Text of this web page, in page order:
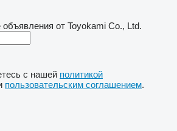
от Toyokami Co., Ltd.
с нашей политикой
пользовательским соглашением.